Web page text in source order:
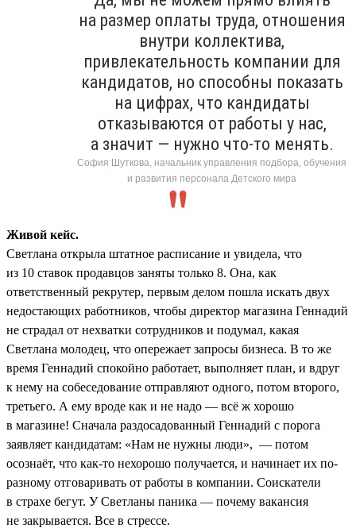
на размер оплаты труда, отношения
внутри коллектива,
привлекательность компании для
кандидатов, но способны показать
на цифрах, что кандидаты
отказываются от работы у нас,
а значит — нужно что-то менять.
София Шуткова, начальник управления подбора, обучения
и развития персонала Детского мира
Живой кейс.
Светлана открыла штатное расписание и увидела, что
из 10 ставок продавцов заняты только 8. Она, как
ответственный рекрутер, первым делом пошла искать двух
недостающих работников, чтобы директор магазина Геннадий
не страдал от нехватки сотрудников и подумал, какая
Светлана молодец, что опережает запросы бизнеса. В то же
время Геннадий спокойно работает, выполняет план, и вдруг
к нему на собеседование отправляют одного, потом второго,
третьего. А ему вроде как и не надо — всё ж хорошо
в магазине! Сначала раздосадованный Геннадий с порога
заявляет кандидатам: «Нам не нужны люди», — потом
осознаёт, что как-то нехорошо получается, и начинает их по-
разному отговаривать от работы в компании. Соискатели
в страхе бегут. У Светланы паника — почему вакансия
не закрывается. Все в стрессе.